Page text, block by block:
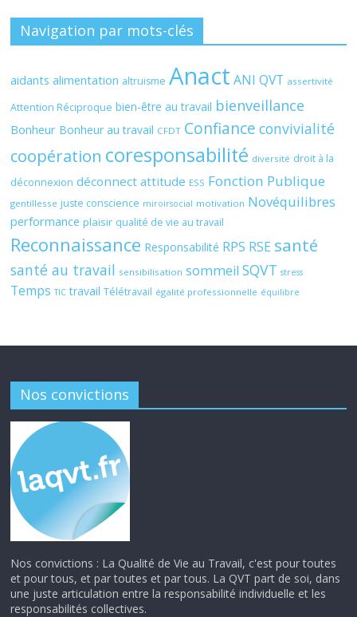
Navigation par mots-clés
aidants alimentation altruisme Anact ANI QVT assertivité
Attention Réciproque bien-être au travail bienveillance
Bonheur Bonheur au travail CFDT Confiance convivialité
coopération coresponsabilité diversité droit à la
déconnexion déconnect attitude ESS Fonction Publique
gentillesse juste conscience miroirsocial motivation Novéquilibres
performance plaisir qualité de vie au travail
Reconnaissance Responsabilité RPS RSE santé
santé au travail sensibilisation sommeil SQVT stress
Temps TIC travail Télétravail égalité professionnelle équilibre
Nos convictions
Nos convictions : La Qualité de Vie au Travail, c'est pour toutes
et pour tous, et par toutes et par tous. La QVT part de soi, dans
une juste articulation entre la responsabilité individuelle et les
responsabilités collectives.